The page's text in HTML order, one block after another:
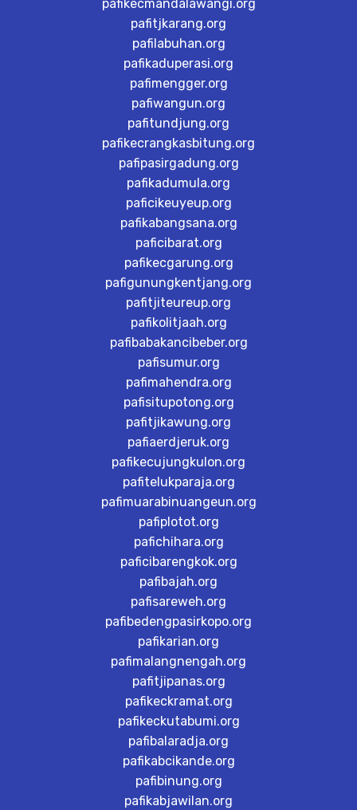
pafikecmandalawangi.org
pafitjkarang.org
pafilabuhan.org
pafikaduperasi.org
pafimengger.org
pafiwangun.org
pafitundjung.org
pafikecrangkasbitung.org
pafipasirgadung.org
pafikadumula.org
paficikeuyeup.org
pafikabangsana.org
paficibarat.org
pafikecgarung.org
pafigunungkentjang.org
pafitjiteureup.org
pafikolitjaah.org
pafibabakancibeber.org
pafisumur.org
pafimahendra.org
pafisitupotong.org
pafitjikawung.org
pafiaerdjeruk.org
pafikecujungkulon.org
pafitelukparaja.org
pafimuarabinuangeun.org
pafiplotot.org
pafichihara.org
paficibarengkok.org
pafibajah.org
pafisareweh.org
pafibedengpasirkopo.org
pafikarian.org
pafimalangnengah.org
pafitjipanas.org
pafikeckramat.org
pafikeckutabumi.org
pafibalaradja.org
pafikabcikande.org
pafibinung.org
pafikabjawilan.org